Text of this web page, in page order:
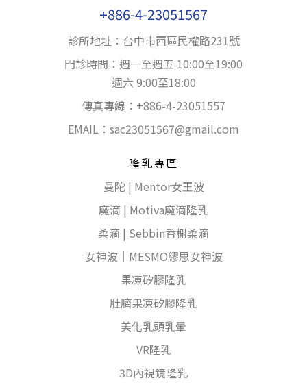
+886-4-23051567
診所地址：台中巿西區民權路231號
門診時間：週一至週五 10:00至19:00
週六 9:00至18:00
傳真專線：+886-4-23051557
EMAIL： sac23051567@gmail.com
隆乳專區
曼陀 | Mentor女王波
魔滴 | Motiva魔滴隆乳
柔滴 | Sebbin香榭柔滴
女神波｜MESMO繆思女神波
果凍矽膠隆乳
肚臍果凍矽膠隆乳
美化乳頭乳暈
VR隆乳
3D內視鏡隆乳